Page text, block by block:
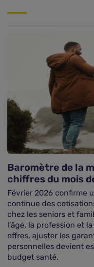
Baromètre de la
chiffres du mois
Février 2026 confirme
continue des
chez les seniors et
l’âge, la profession et
offres, ajuster les
personnelles devient
budget santé.